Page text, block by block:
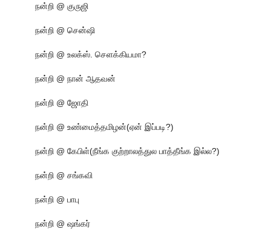
நன்றி @ குருஜி
நன்றி @ சென்ஷி
நன்றி @ உலக்ஸ். செளக்கியமா?
நன்றி @ நான் ஆதவன்
நன்றி @ ஜோதி
நன்றி @ உண்மைத்தமிழன்(ஏன் இப்படி?)
நன்றி @ கேபிள்(நீங்க குற்றாலத்துல பாத்தீங்க இல்ல?)
நன்றி @ சங்கவி
நன்றி @ பாபு
நன்றி @ ஷங்கர்